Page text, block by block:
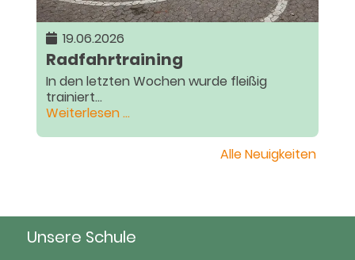
19.06.2026
Radfahrtraining
In den letzten Wochen wurde fleißig
trainiert...
Weiterlesen …
Alle Neuigkeiten
Unsere Schule